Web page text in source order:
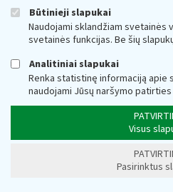
pardavimo...pajamų
formosir josužpildymo
patvirtinimo“ pakeitimo
Web turinio sąrašas
Informuojame, kad
prie Lietuvos Respublikos
viršininko 2024 m....
Mokesčių žinyno
įstatymų pakeitimai » Miškų
VMI pradeda paramos
Būtinieji slapukai
Naudojami sklandžiam svetainės
svetainės funkcijas. Be šių
Analitiniai slapukai
Renka statistinę informaciją apie
naudojami Jūsų naršymo
Visus
Pasirinktus